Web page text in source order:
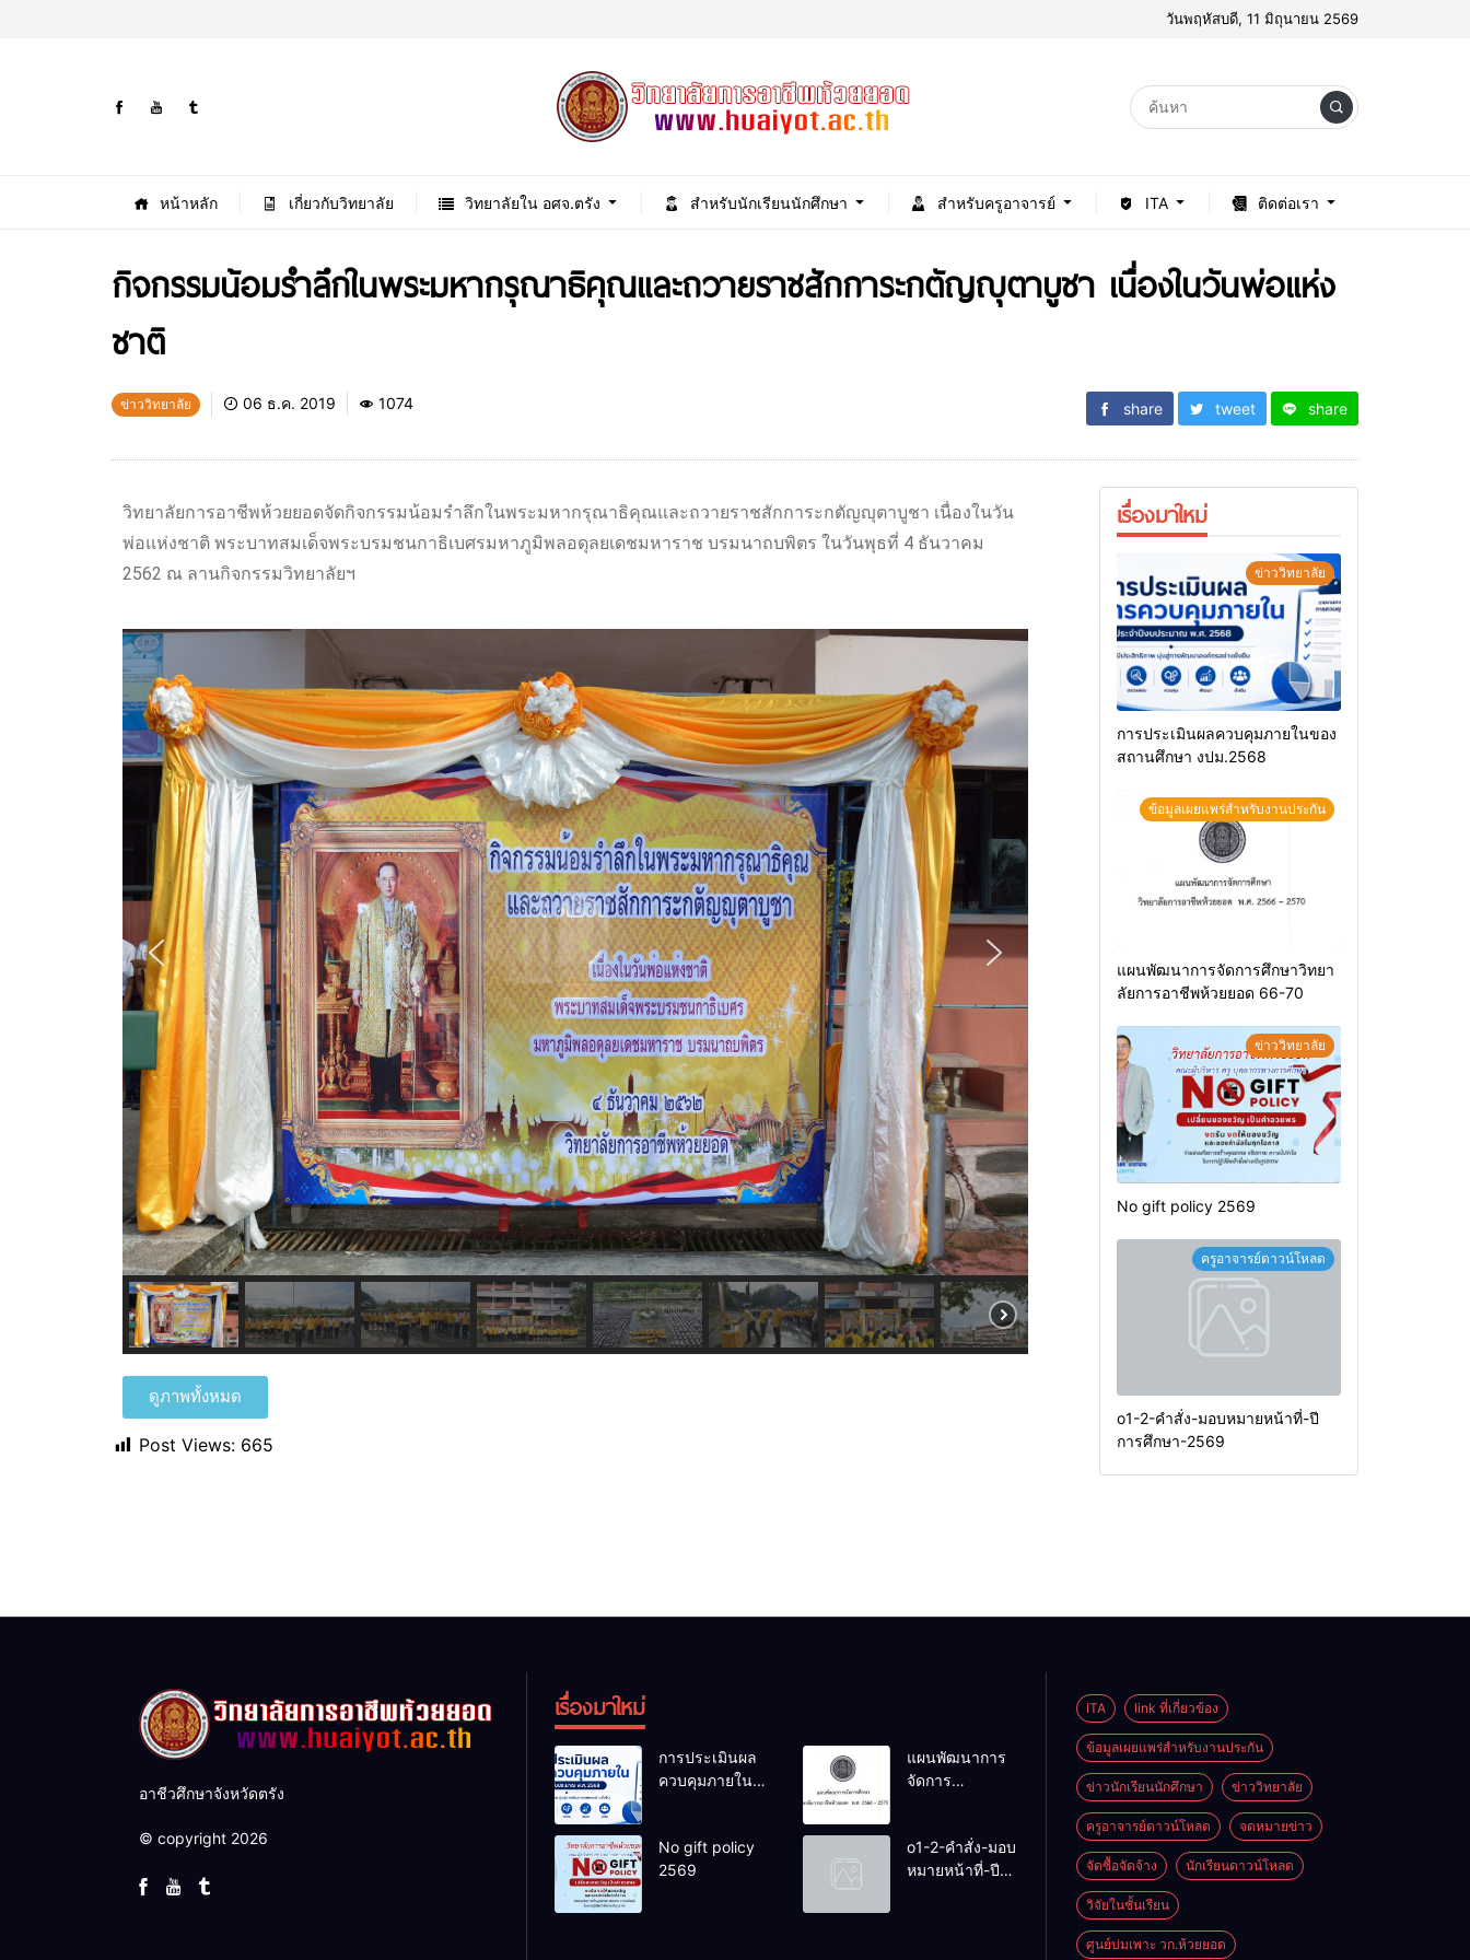
วันพฤหัสบดี, 11 มิถุนายน 2569
หน้าหลัก เกี่ยวกับวิทยาลัย วิทยาลัยใน อศจ.ตรัง สำหรับนักเรียนนักศึกษา สำหรับครูอาจารย์ ITA ติดต่อเรา
กิจกรรมน้อมรำลึกในพระมหากรุณาธิคุณและถวายราชสักการะกตัญญุตาบูชา เนื่องในวันพ่อแห่ง
ชาติ
ข่าววิทยาลัย 06 ธ.ค. 2019 1074 share tweet share
วิทยาลัยการอาชีพห้วยยอดจัดกิจกรรมน้อมรำลึกในพระมหากรุณาธิคุณและถวายราชสักการะกตัญญุตาบูชา เนื่องในวัน
พ่อแห่งชาติ พระบาทสมเด็จพระบรมชนกาธิเบศรมหาภูมิพลอดุลยเดชมหาราช บรมนาถบพิตร ในวันพุธที่ 4 ธันวาคม
2562 ณ ลานกิจกรรมวิทยาลัยฯ
ดูภาพทั้งหมด
Post Views: 665
เรื่องมาใหม่
ข่าววิทยาลัย
การประเมินผลควบคุมภายในของ
สถานศึกษา งปม.2568
ข้อมูลเผยแพร่สำหรับงานประกัน
แผนพัฒนาการจัดการศึกษาวิทยา
ลัยการอาชีพห้วยยอด 66-70
ข่าววิทยาลัย
No gift policy 2569
ครูอาจารย์ดาวน์โหลด
o1-2-คำสั่ง-มอบหมายหน้าที่-ปี
การศึกษา-2569
อาชีวศึกษาจังหวัดตรัง
© copyright 2026
เรื่องมาใหม่
การประเมินผล
ควบคุมภายใน
แผนพัฒนาการ
จัดการ
ห้วยยอด 66-70
No gift policy
2569
o1-2-คำสั่ง-มอบ
หมายหน้าที่-ปี
ITA link ที่เกี่ยวข้อง
ข้อมูลเผยแพร่สำหรับงานประกัน
ข่าวนักเรียนนักศึกษา ข่าววิทยาลัย
ครูอาจารย์ดาวน์โหลด จดหมายข่าว
จัดซื้อจัดจ้าง นักเรียนดาวน์โหลด
วิจัยในชั้นเรียน
ศูนย์บ่มเพาะ วก.ห้วยยอด